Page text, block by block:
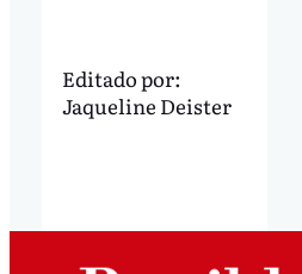
Editado por:
Jaqueline Deister